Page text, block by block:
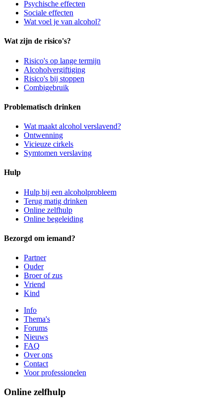
Psychische effecten
Sociale effecten
Wat voel je van alcohol?
Wat zijn de risico's?
Risico's op lange termijn
Alcoholvergiftiging
Risico's bij stoppen
Combigebruik
Problematisch drinken
Wat maakt alcohol verslavend?
Ontwenning
Vicieuze cirkels
Symtomen verslaving
Hulp
Hulp bij een alcoholprobleem
Terug matig drinken
Online zelfhulp
Online begeleiding
Bezorgd om iemand?
Partner
Ouder
Broer of zus
Vriend
Kind
Info
Thema's
Forums
Nieuws
FAQ
Over ons
Contact
Voor professionelen
Online zelfhulp